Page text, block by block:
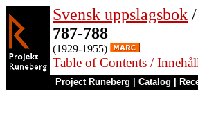
Svensk uppslagsbok /
787-788
(1929-1955)
Table of Contents /
Project Runeberg Catalog